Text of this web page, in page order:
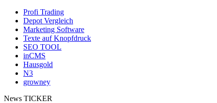
Profi Trading
Depot Vergleich
Marketing Software
Texte auf Knopfdruck
SEO TOOL
inCMS
Hausgold
N3
growney
News TICKER